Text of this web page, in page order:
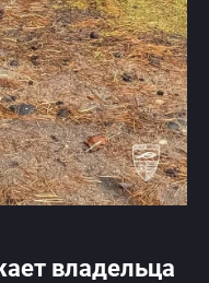
владельца